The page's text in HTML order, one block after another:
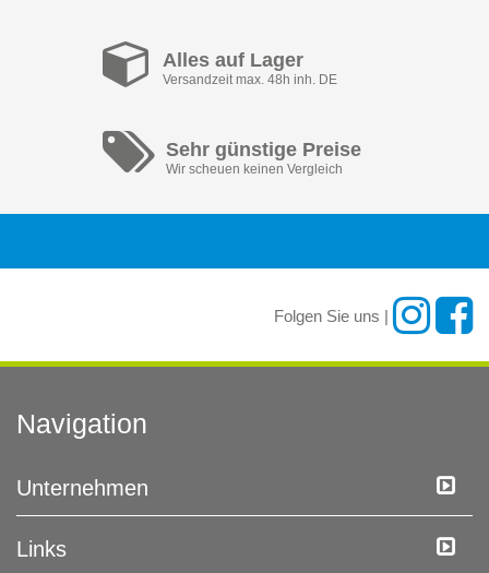
Alles auf Lager
Versandzeit max. 48h inh. DE
Sehr günstige Preise
Wir scheuen keinen Vergleich
Folgen Sie uns |
Navigation
Unternehmen
Links